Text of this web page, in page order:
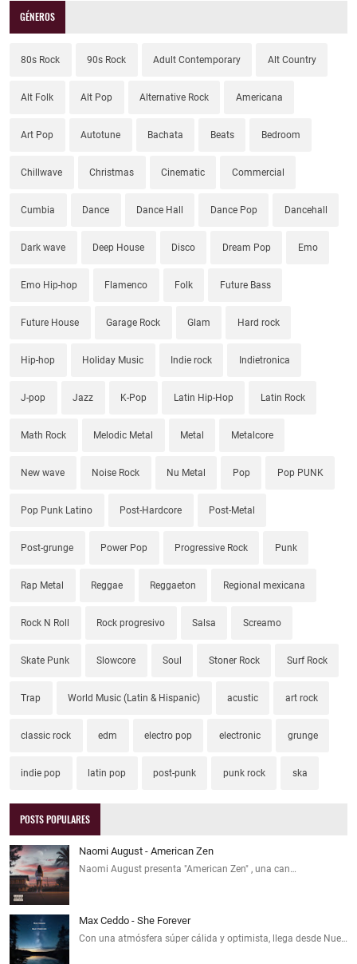
GÉNEROS
80s Rock 90s Rock Adult Contemporary Alt Country
Alt Folk Alt Pop Alternative Rock Americana
Art Pop Autotune Bachata Beats Bedroom
Chillwave Christmas Cinematic Commercial
Cumbia Dance Dance Hall Dance Pop Dancehall
Dark wave Deep House Disco Dream Pop Emo
Emo Hip-hop Flamenco Folk Future Bass
Future House Garage Rock Glam Hard rock
Hip-hop Holiday Music Indie rock Indietronica
J-pop Jazz K-Pop Latin Hip-Hop Latin Rock
Math Rock Melodic Metal Metal Metalcore
New wave Noise Rock Nu Metal Pop Pop PUNK
Pop Punk Latino Post-Hardcore Post-Metal
Post-grunge Power Pop Progressive Rock Punk
Rap Metal Reggae Reggaeton Regional mexicana
Rock N Roll Rock progresivo Salsa Screamo
Skate Punk Slowcore Soul Stoner Rock Surf Rock
Trap World Music (Latin & Hispanic) acustic art rock
classic rock edm electro pop electronic grunge
indie pop latin pop post-punk punk rock ska
POSTS POPULARES
Naomi August - American Zen
Naomi August presenta "American Zen" , una can…
Max Ceddo - She Forever
Con una atmósfera súper cálida y optimista, llega desde Nue…